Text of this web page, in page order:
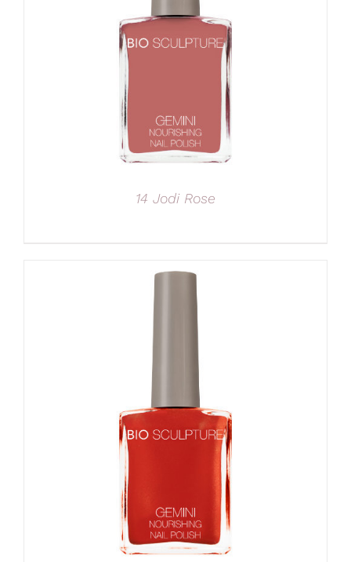
14 Jodi Rose